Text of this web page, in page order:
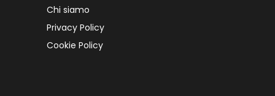
Chi siamo
Privacy Policy
Cookie Policy